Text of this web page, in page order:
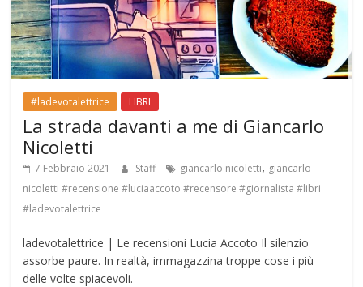
#ladevotalettrice LIBRI
La strada davanti a me di Giancarlo
Nicoletti
7 Febbraio 2021 Staff giancarlo nicoletti, giancarlo
nicoletti #recensione #luciaaccoto #recensore #giornalista #libri
#ladevotalettrice
ladevotalettrice | Le recensioni Lucia Accoto Il silenzio
assorbe paure. In realtà, immagazzina troppe cose i più
delle volte spiacevoli.